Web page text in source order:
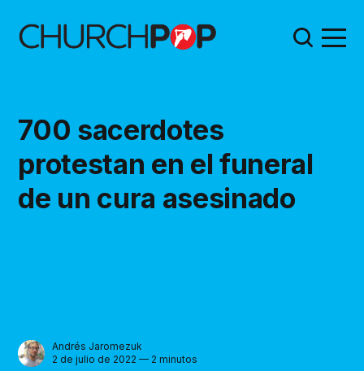
700 sacerdotes
protestan en el funeral
de un cura asesinado
Andrés Jaromezuk
2 de julio de 2022 — 2 minutos